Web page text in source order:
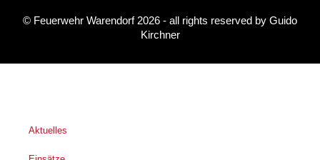
© Feuerwehr Warendorf 2026 - all rights reserved by Guido
Kirchner
Aktuelles